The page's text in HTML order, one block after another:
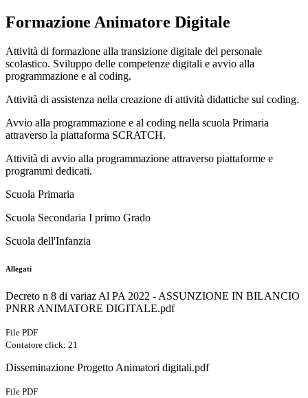
Formazione Animatore Digitale
Attività di formazione alla transizione digitale del personale
scolastico. Sviluppo delle competenze digitali e avvio alla
programmazione e al coding.
Attività di assistenza nella creazione di attività didattiche sul coding.
Avvio alla programmazione e al coding nella scuola Primaria
attraverso la piattaforma SCRATCH.
Attività di avvio alla programmazione attraverso piattaforme e
programmi dedicati.
Scuola Primaria
Scuola Secondaria I primo Grado
Scuola dell'Infanzia
Allegati
Decreto n 8 di variaz Al PA 2022 - ASSUNZIONE IN BILANCIO
PNRR ANIMATORE DIGITALE.pdf
File PDF
Contatore click: 21
Disseminazione Progetto Animatori digitali.pdf
File PDF